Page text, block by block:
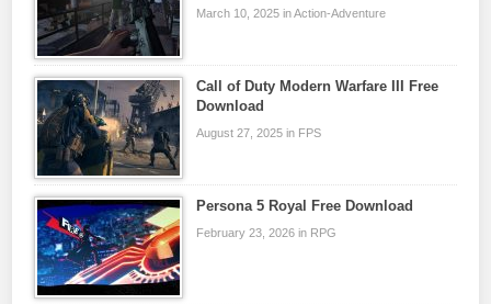
March 10, 2025 in Action-Adventure
Call of Duty Modern Warfare III Free
Download
August 27, 2025 in FPS
Persona 5 Royal Free Download
February 23, 2026 in RPG